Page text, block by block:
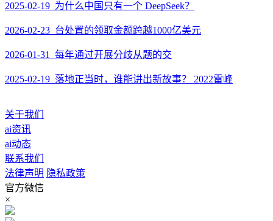
2025-02-19 为什么中国只有一个 DeepSeek？
2026-02-23 台处置的领取金额跨越1000亿美元
2026-01-31 每年通过开展分歧从题的交
2025-02-19 落地正当时，谁能讲出新故事？ 2022雷峰
关于我们
ai资讯
ai动态
联系我们
法律声明 隐私政策
官方微信
×